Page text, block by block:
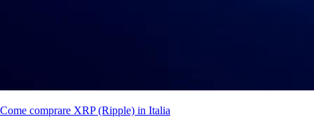
Come comprare XRP (Ripple) in Italia